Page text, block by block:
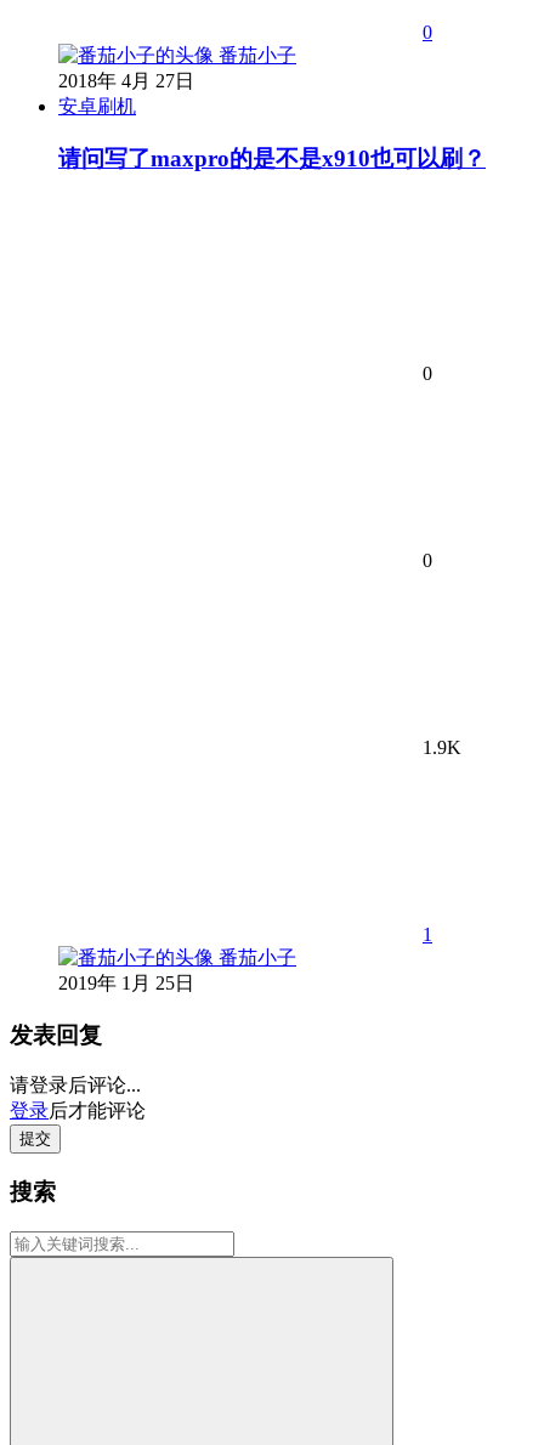
0
番茄小子
2018年 4月 27日
安卓刷机
请问写了maxpro的是不是x910也可以刷？
0
0
1.9K
1
番茄小子
2019年 1月 25日
发表回复
请登录后评论...
登录后才能评论
提交
搜索